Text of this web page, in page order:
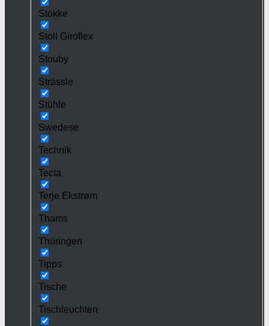
Stokke
Stoll Giroflex
Stouby
Strässle
Stühle
Swedese
Technik
Tecta
Terje Ekstrøm
Thams
Thüringen
Tipps
Tische
Tischleuchten